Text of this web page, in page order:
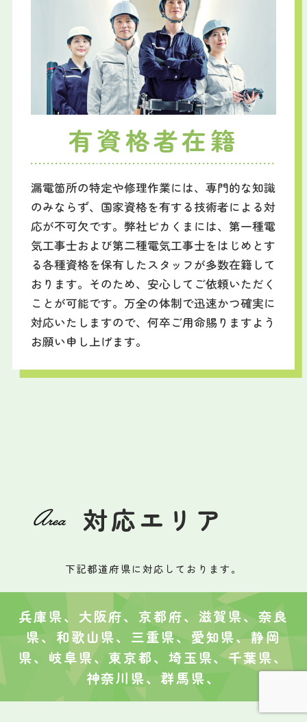
有資格者在籍
漏電箇所の特定や修理作業には、専門的な知識
のみならず、国家資格を有する技術者による対
応が不可欠です。弊社ピカくまには、第一種電
気工事士および第二種電気工事士をはじめとす
る各種資格を保有したスタッフが多数在籍して
おります。そのため、安心してご依頼いただく
ことが可能です。万全の体制で迅速かつ確実に
対応いたしますので、何卒ご用命賜りますよう
お願い申し上げます。
対応エリア
下記都道府県に対応しております。
兵庫県、大阪府、京都府、滋賀県、奈良
県、和歌山県、三重県、愛知県、静岡
県、岐阜県、東京都、埼玉県、千葉県、
神奈川県、群馬県、